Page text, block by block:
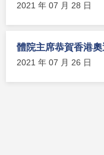
2021 年 07 月 28 日
體院主席恭賀香港
2021 年 07 月 26 日